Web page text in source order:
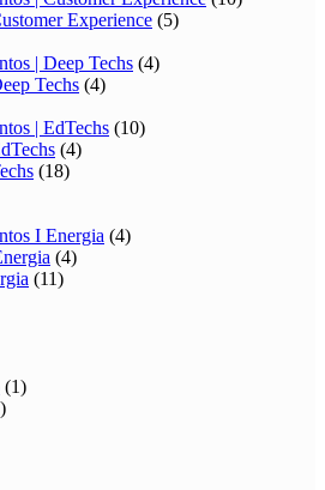
Experience (5)
| Deep Techs (4)
Techs (4)
| EdTechs (10)
(4)
(18)
I Energia (4)
(4)
(11)
(1)